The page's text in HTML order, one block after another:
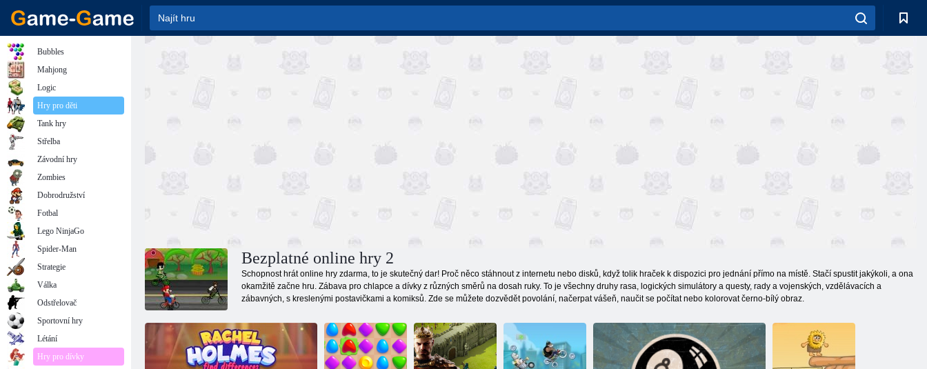
Bezplatné online hry 2
Schopnost hrát online hry zdarma, to je skutečný dar! Proč něco stáhnout z internetu nebo disků, když tolik hraček k dispozici pro jednání přímo na místě. Stačí spustit jakýkoli, a ona
okamžitě začne hru. Zábava pro chlapce a dívky z různých směrů na dosah ruky. To je všechny druhy rasa, logických simulátory a questy, rady a vojenských, vzdělávacích a
zábavných, s kreslenými postavičkami a komiksů. Zde se můžete dozvědět povolání, načerpat vášeň, naučit se počítat nebo kolorovat černo-bílý obraz.
Bubbles
Mahjong
Logic
Hry pro děti
Tank hry
Střelba
Závodní hry
Zombies
Dobrodružství
Fotbal
Lego NinjaGo
Spider-Man
Strategie
Válka
Odstřelovač
Sportovní hry
Létání
Hry pro dívky